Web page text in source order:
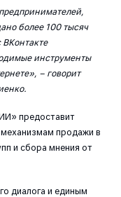
более 100 тысяч
инструменты
– говорит
предоставит
продажи в
и сбора мнения от
диалога и единым